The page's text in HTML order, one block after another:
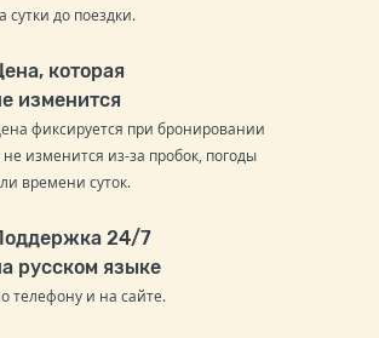
сутки до поездки.
которая
изменится
фиксируется при бронировании
не изменится из-за пробок, погоды
времени суток.
24/7
русском языке
телефону и на сайте.